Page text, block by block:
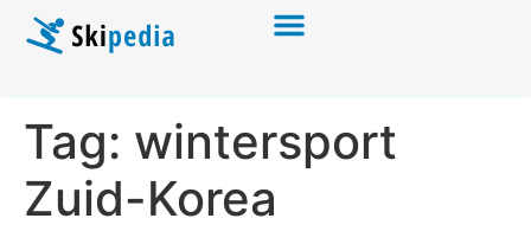
Tag: wintersport
Zuid-Korea